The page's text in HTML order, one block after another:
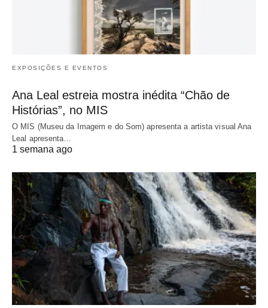
EXPOSIÇÕES E EVENTOS
Ana Leal estreia mostra inédita “Chão de
Histórias”, no MIS
O MIS (Museu da Imagem e do Som) apresenta a artista visual Ana
Leal apresenta…
1 semana ago